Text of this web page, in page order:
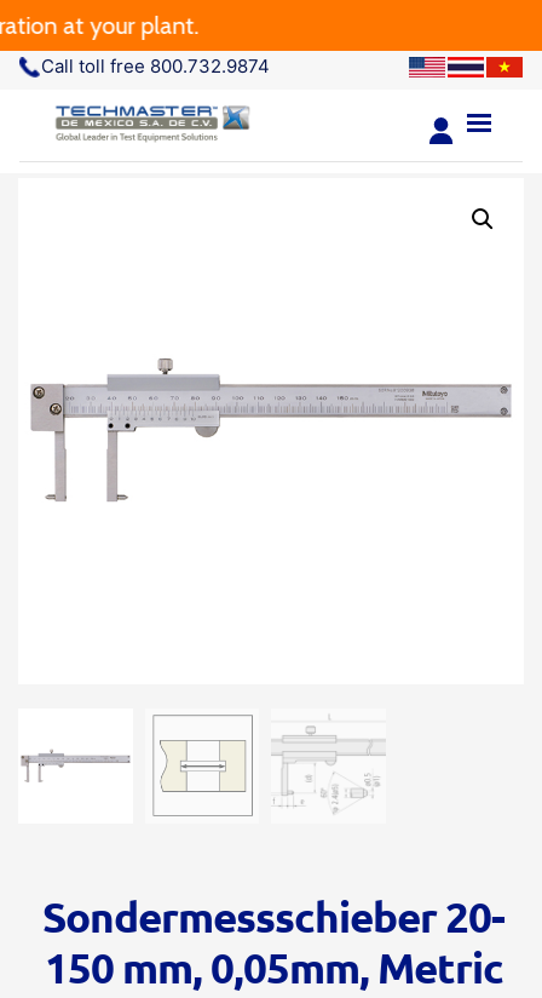
at your plant.
Call toll free 800.732.9874
Sondermessschieber 20-
150 mm, 0,05mm, Metric